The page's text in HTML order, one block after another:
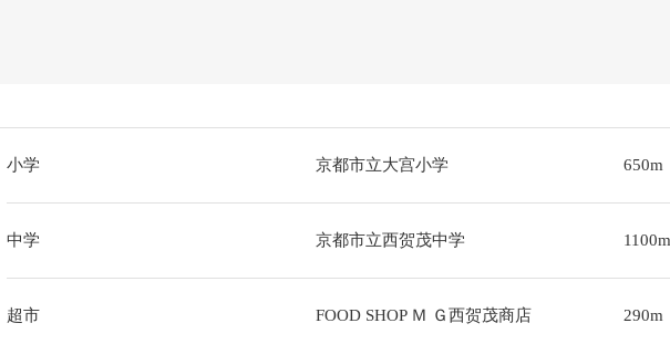
小学 京都市立大宫小学 650m
中学 京都市立西贺茂中学 1100m
超市 FOOD SHOP Ｍ Ｇ西贺茂商店 290m